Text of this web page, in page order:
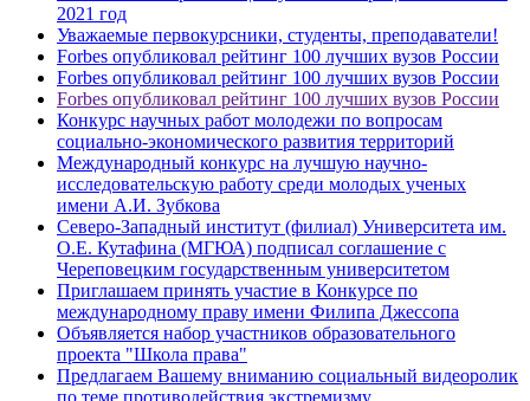
2021 год
Уважаемые первокурсники, студенты, преподаватели!
Forbes опубликовал рейтинг 100 лучших вузов России
Forbes опубликовал рейтинг 100 лучших вузов России
Forbes опубликовал рейтинг 100 лучших вузов России
Конкурс научных работ молодежи по вопросам
социально-экономического развития территорий
Международный конкурс на лучшую научно-
исследовательскую работу среди молодых ученых
имени А.И. Зубкова
Северо-Западный институт (филиал) Университета им.
О.Е. Кутафина (МГЮА) подписал соглашение с
Череповецким государственным университетом
Приглашаем принять участие в Конкурсе по
международному праву имени Филипа Джессопа
Объявляется набор участников образовательного
проекта "Школа права"
Предлагаем Вашему вниманию социальный видеоролик
по теме противодействия экстремизму